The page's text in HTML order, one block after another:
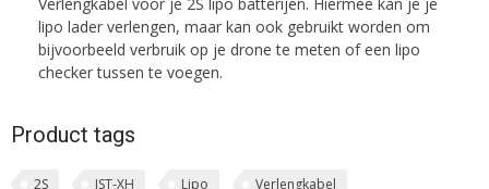
lipo lader verlengen, maar kan ook gebruikt worden om
bijvoorbeeld verbruik op je drone te meten of een lipo
checker tussen te voegen.
Product tags
2S JST-XH Lipo Verlengkabel